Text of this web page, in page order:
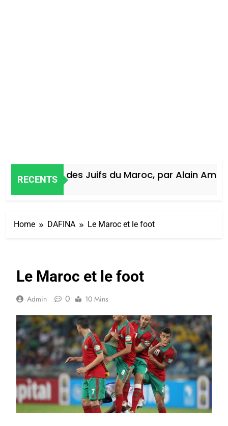
RECENTS
Histoire des Juifs du Maroc, par Alain Amiel
Home DAFINA Le Maroc et le foot
Le Maroc et le foot
Admin 0 10 Mins